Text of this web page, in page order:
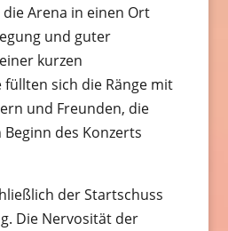
Arena in einen Ort
und guter
kurzen
sich die Ränge mit
und Freunden, die
des Konzerts
der Startschuss
Die Nervosität der